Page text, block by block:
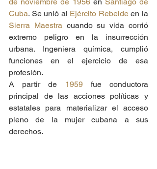
de noviembre de 1956 en Santiago de
Cuba. Se unió al Ejército Rebelde
Sierra Maestra cuando su vida corrió
extremo peligro en la insurrección
urbana. Ingeniera química, cumplió
funciones en el ejercicio de esa
profesión.
A partir de 1959 fue conductora
principal de las acciones políticas y
estatales para materializar el acceso
pleno de la mujer cubana a sus
derechos.